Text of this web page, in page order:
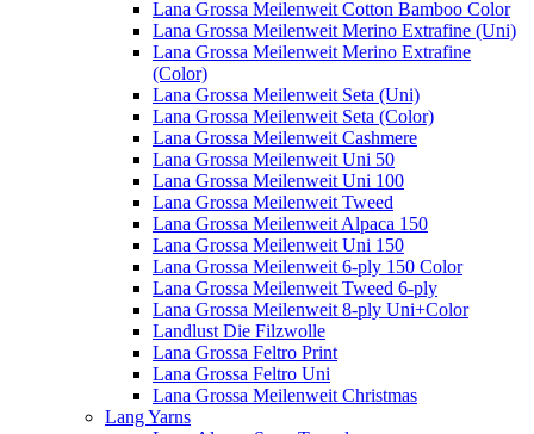
Lana Grossa Meilenweit Cotton Bamboo Color
Lana Grossa Meilenweit Merino Extrafine (Uni)
Lana Grossa Meilenweit Merino Extrafine
(Color)
Lana Grossa Meilenweit Seta (Uni)
Lana Grossa Meilenweit Seta (Color)
Lana Grossa Meilenweit Cashmere
Lana Grossa Meilenweit Uni 50
Lana Grossa Meilenweit Uni 100
Lana Grossa Meilenweit Tweed
Lana Grossa Meilenweit Alpaca 150
Lana Grossa Meilenweit Uni 150
Lana Grossa Meilenweit 6-ply 150 Color
Lana Grossa Meilenweit Tweed 6-ply
Lana Grossa Meilenweit 8-ply Uni+Color
Landlust Die Filzwolle
Lana Grossa Feltro Print
Lana Grossa Feltro Uni
Lana Grossa Meilenweit Christmas
Lang Yarns